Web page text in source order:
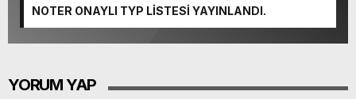
NOTER ONAYLI TYP LİSTESİ YAYINLANDI.
YORUM YAP